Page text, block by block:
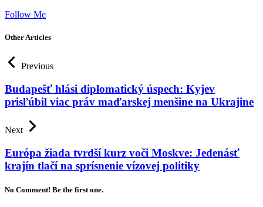
Follow Me
Other Articles
Previous
Budapešť hlási diplomatický úspech: Kyjev
prisľúbil viac práv maďarskej menšine na Ukrajine
Next
Európa žiada tvrdší kurz voči Moskve: Jedenásť
krajín tlačí na sprísnenie vízovej politiky
No Comment! Be the first one.